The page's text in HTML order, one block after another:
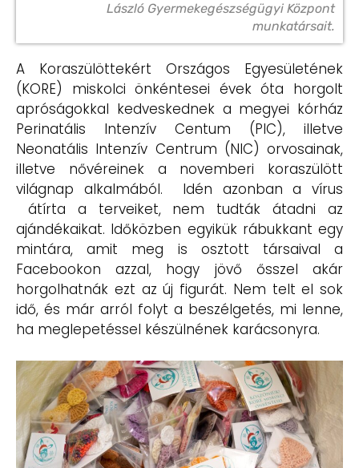
László Gyermekegészségügyi Központ
munkatársait.
A Koraszülöttekért Országos Egyesületének
(KORE) miskolci önkéntesei évek óta horgolt
apróságokkal kedveskednek a megyei kórház
Perinatális Intenzív Centum (PIC), illetve
Neonatális Intenzív Centrum (NIC) orvosainak,
illetve nővéreinek a novemberi koraszülött
világnap alkalmából. Idén azonban a vírus
átírta a terveiket, nem tudták átadni az
ajándékaikat. Időközben egyikük rábukkant egy
mintára, amit meg is osztott társaival a
Facebookon azzal, hogy jövő ősszel akár
horgolhatnák ezt az új figurát. Nem telt el sok
idő, és már arról folyt a beszélgetés, mi lenne,
ha meglepetéssel készülnének karácsonyra.